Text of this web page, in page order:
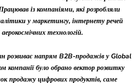
із компаніями, які розробляли
у маркетингу, інтернету речей
технологій.
розвиває напрям B2B-продажів у Global
компанії було обрано вектор розвитку
продажу цифрових продуктів, саме